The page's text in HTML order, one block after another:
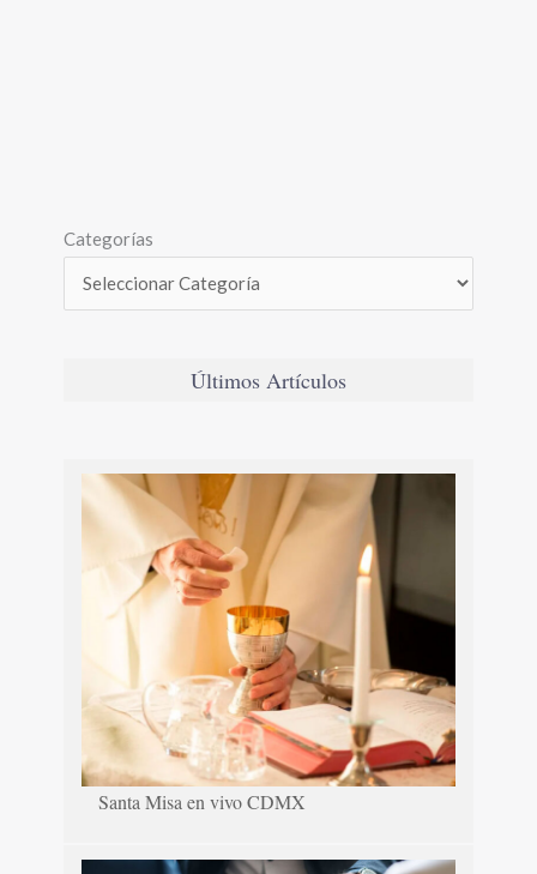
Categorías
Últimos Artículos
Santa Misa en vivo CDMX